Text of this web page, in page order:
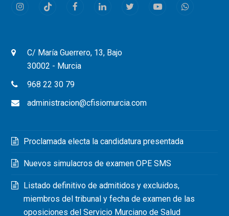
InstagramTiktok FacebookLinkedInTwitterYoutubeWhatsapp
C/ María Guerrero, 13, Bajo
30002 - Murcia
968 22 30 79
administracion@cfisiomurcia.com
Proclamada electa la candidatura presentada
Nuevos simulacros de examen OPE SMS
Listado definitivo de admitidos y excluidos,
miembros del tribunal y fecha de examen de las
oposiciones del Servicio Murciano de Salud